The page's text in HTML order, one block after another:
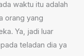
waktu itu adalah
orang yang
Ya, jadi luar
teladan dia ya